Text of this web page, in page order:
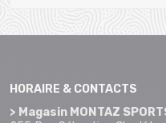
HORAIRE & CONTACTS
> Magasin MONTAZ